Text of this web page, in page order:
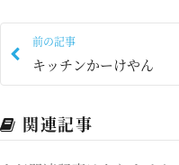
前の記事
キッチンかーけやん
関連記事